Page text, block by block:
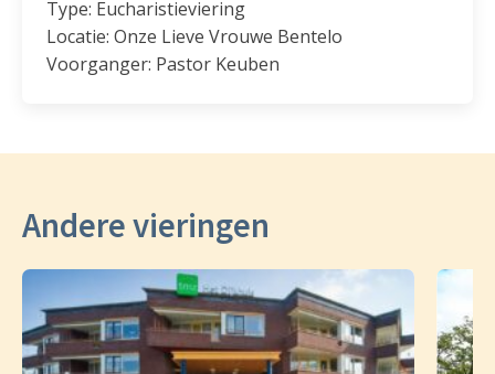
Type: Eucharistieviering
Locatie: Onze Lieve Vrouwe Bentelo
Voorganger: Pastor Keuben
Andere vieringen